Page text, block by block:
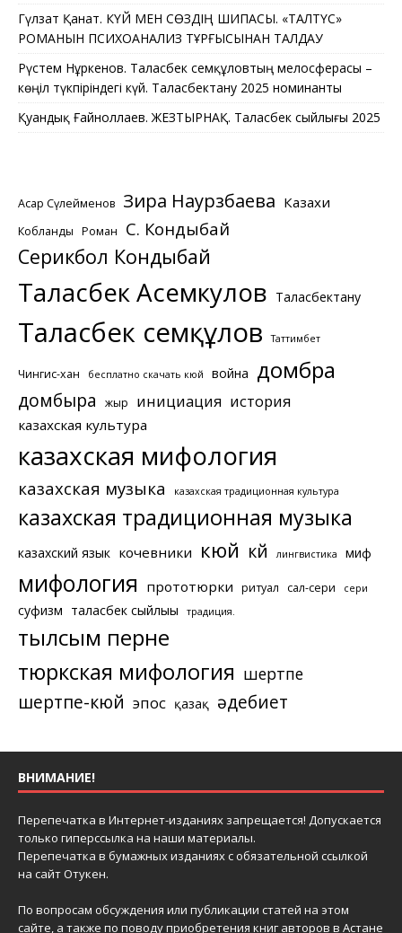
Гүлзат Қанат. КҮЙ МЕН СӨЗДІҢ ШИПАСЫ. «ТАЛТҮС»
РОМАНЫН ПСИХОАНАЛИЗ ТҰРҒЫСЫНАН ТАЛДАУ
Рүстем Нұркенов. Таласбек Әсемқұловтың мелосферасы –
көңіл түкпіріндегі күй. Таласбектану 2025 номинанты
Қуандық Ғайноллаев. ЖЕЗТЫРНАҚ. Таласбек сыйлығы 2025
Асқар Сүлейменов Зира Наурзбаева Казахи
Кобланды Роман С. Кондыбай
Серикбол Кондыбай
Таласбек Асемкулов Таласбектану
Таласбек Әсемқұлов Таттимбет
Чингис-хан бесплатно скачать кюй война домбра
домбыра жыр инициация история
казахская культура
казахская мифология
казахская музыка казахская традиционная культура
казахская традиционная музыка
казахский язык кочевники кюй күй лингвистика миф
мифология прототюрки ритуал сал-сери сери
суфизм таласбек сыйлығы традиция.
тылсым перне
тюркская мифология шертпе
шертпе-кюй эпос қазақ әдебиет
ВНИМАНИЕ!
Перепечатка в Интернет-изданиях запрещается! Допускается
только гиперссылка на наши материалы.
Перепечатка в бумажных изданиях с обязательной ссылкой
на сайт Отукен.
По вопросам обсуждения или публикации статей на этом
сайте, а также по поводу приобретения книг авторов в Астане